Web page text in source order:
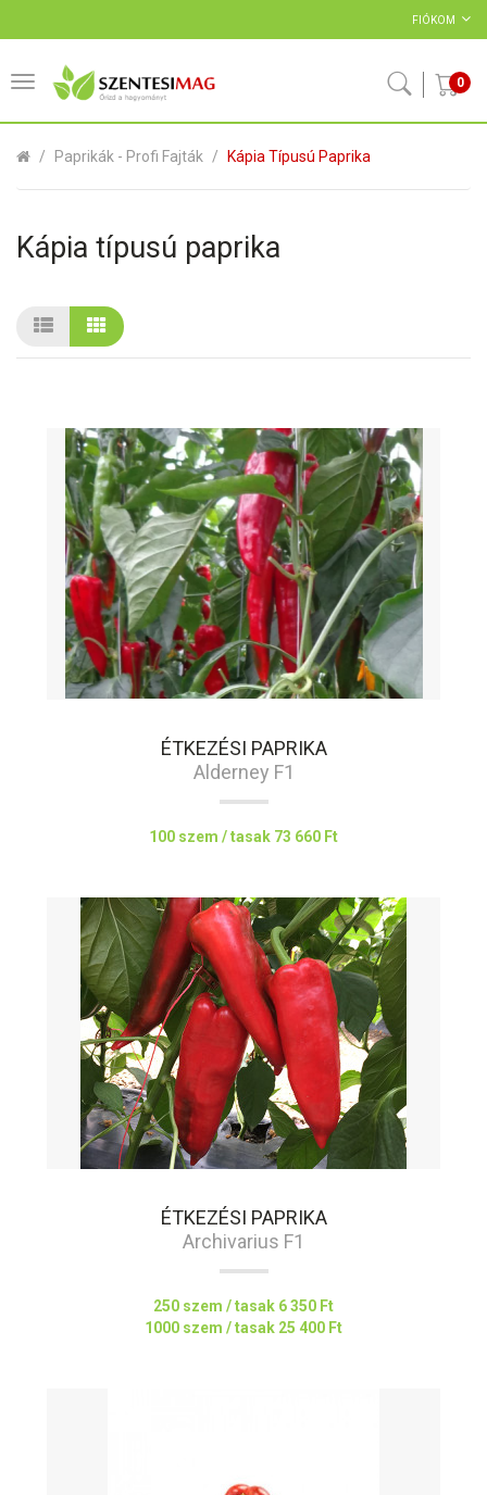
FIÓKOM
0
Paprikák - Profi Fajták Kápia Típusú Paprika
Kápia típusú paprika
ÉTKEZÉSI PAPRIKA
Alderney F1
100 szem / tasak 73 660 Ft
ÉTKEZÉSI PAPRIKA
Archivarius F1
250 szem / tasak 6 350 Ft
1000 szem / tasak 25 400 Ft